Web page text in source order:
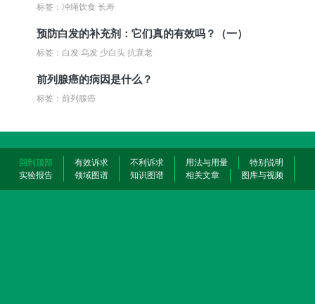
标签：冲绳饮食 长寿
预防白发的补充剂：它们真的有效吗？（一）
标签：白发 乌发 少白头 抗衰老
前列腺癌的病因是什么？
标签：前列腺癌
回到顶部 有效诉求 不利诉求 用法与用量
特别说明
实验报告
领域图谱 知识图谱 相关文章 图库与视频